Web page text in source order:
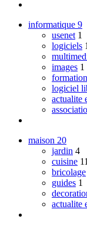
informatique 9
usenet 1
logiciels 1
images 1
formation
logiciel
actualite
maison 20
jardin 4
cuisine 11
bricolage
guides 1
actualite